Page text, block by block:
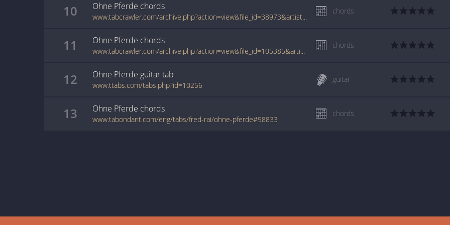
10 Ohne Pferde chords
www.tabcrawler.com/archive.php?action=view&file_id=38973&artist=rai fred&song=ohne pferde
chords
11 Ohne Pferde chords
www.tabcrawler.com/archive.php?action=view&file_id=105385&artist=rai fred&song=ohne pferde
chords
12 Ohne Pferde guitartab
www.ttabs.com/tabs.php?id=10256
guitar
13 Ohne Pferde chords
www.tabondant.com/eng/tabs/fred-rai/ohne-pferde#98833
chords